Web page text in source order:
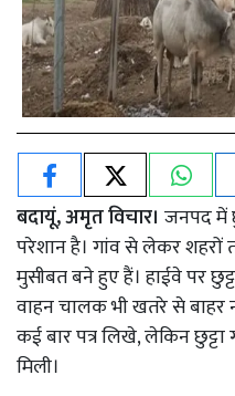
बदायूं, अमृत विचार। जनपद में
परेशान है। गांव से लेकर शहरों
मुसीबत बने हुए हैं। हाईवे पर
वाहन चालक भी खतरे से बाहर
कई बार पत्र लिखे, लेकिन
मिली।